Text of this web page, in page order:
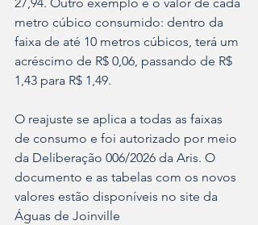
27,94. Outro exemplo é o valor de cada
metro cúbico consumido: dentro da
faixa de até 10 metros cúbicos, terá um
acréscimo de R$ 0,06, passando de R$
1,43 para R$ 1,49.
O reajuste se aplica a todas as faixas
de consumo e foi autorizado por meio
da Deliberação 006/2026 da Aris. O
documento e as tabelas com os novos
valores estão disponíveis no site da
Águas de Joinville